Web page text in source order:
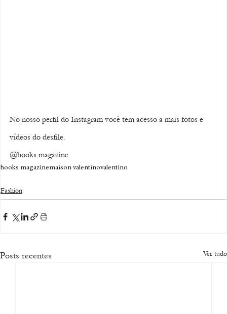
No nosso perfil do Instagram você tem acesso a mais fotos e
vídeos do desfile.
@hooks.magazine
hooks magazinemaison valentinovalentino
Fashion
Posts recentes Ver tudo